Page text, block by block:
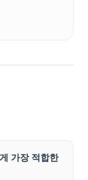
가장 적합한